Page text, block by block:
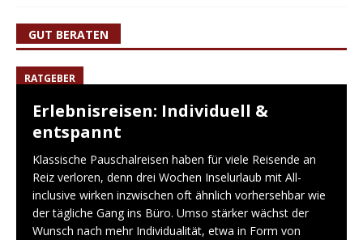
GUT BERATEN
RATGEBER
Erlebnisreisen: Individuell &
entspannt
Klassische Pauschalreisen haben für viele Reisende an
Reiz verloren, denn drei Wochen Inselurlaub mit All-
inclusive wirken inzwischen oft ähnlich vorhersehbar wie
der tägliche Gang ins Büro. Umso stärker wächst der
Wunsch nach mehr Individualität, etwa in Form von